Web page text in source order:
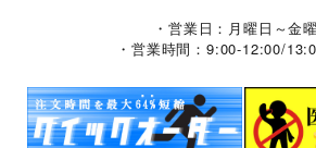
・営業日：月曜日～金
・営業時間：9:00-12:00/